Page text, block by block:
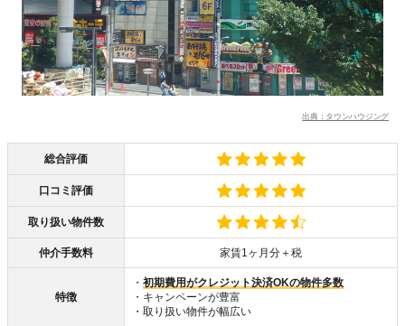
出典：タウンハウジング
総合評価
口コミ評価
取り扱い物件数
仲介手数料 家賃1ヶ月分＋税
特徴
・ 初期費用がクレジット決済OKの物件多数
・キャンペーンが豊富
・取り扱い物件が幅広い